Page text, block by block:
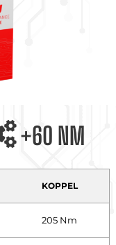
+60 NM
KOPPEL
205 Nm